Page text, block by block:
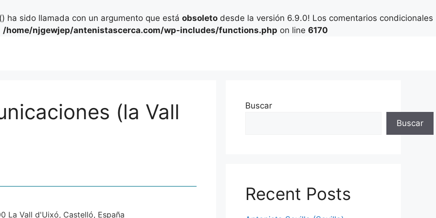
ha sido llamada con un argumento que está obsoleto desde la versión 6.9.0! Los comentarios condicionales
/home/njgewjep/antenistascerca.com/wp-includes/functions.php on line 6170
(la Vall
La Vall d'Uixó, Castelló, España
Buscar
Buscar
Recent Posts